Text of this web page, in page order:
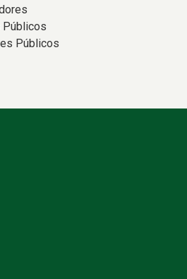
Públicos
Públicos